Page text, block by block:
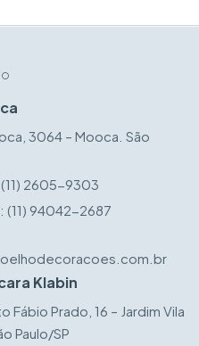
3064 – Mooca. São
(11) 2605-9303
(11) 94042-2687
Klabin
Fábio Prado, 16 – Jardim Vila
Paulo/SP